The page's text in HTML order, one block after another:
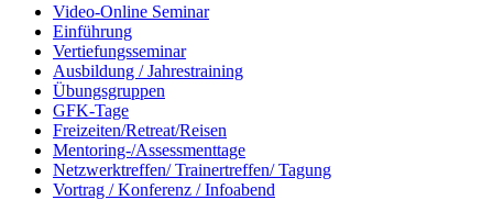
Video-Online Seminar
Einführung
Vertiefungsseminar
Ausbildung / Jahrestraining
Übungsgruppen
GFK-Tage
Freizeiten/Retreat/Reisen
Mentoring-/Assessmenttage
Netzwerktreffen/ Trainertreffen/ Tagung
Vortrag / Konferenz / Infoabend